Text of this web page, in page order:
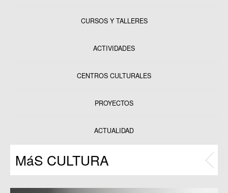
CURSOS Y TALLERES
ACTIVIDADES
CENTROS CULTURALES
PROYECTOS
Programas
ACTUALIDAD
MáS CULTURA